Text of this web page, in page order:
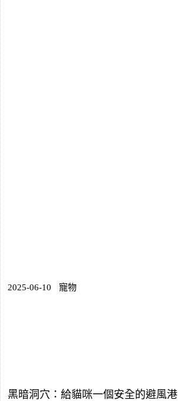
2025-06-10 寵物
黑暗洞穴：給貓咪一個安全的避風港